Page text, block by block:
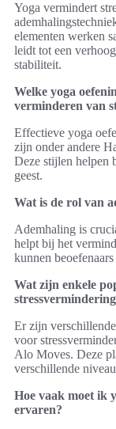
Yoga vermindert
elementen werken
leidt tot een
stabiliteit.
Welke yoga
verminderen van
Effectieve yoga
zijn onder andere
Deze stijlen helpen
geest.
Wat is de rol van
Ademhaling is
helpt bij het
kunnen
Wat zijn enkele
Er zijn
voor
Alo Moves. Deze
verschillende
Hoe vaak moet ik
ervaren?